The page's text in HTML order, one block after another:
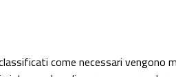
come necessari vengono